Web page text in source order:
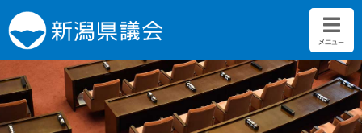
ー
ジ
の
先
頭
で
す。
ニ
ュ
ー
を
飛
ば
し